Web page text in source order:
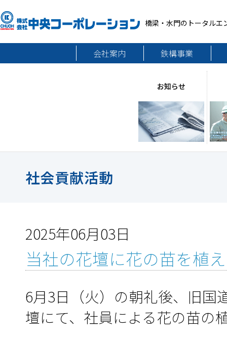
橋梁・水門のトータルエ
会社案内 鉄構事業
お知らせ
社会貢献活動
2025年06月03日
当社の花壇に花の苗を植
6月3日（火）の朝礼後、旧国
壇にて、社員による花の苗の